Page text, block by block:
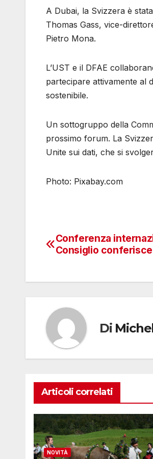
A Dubai, la Svizzera è
Thomas Gass, vice-
Pietro Mona.
L’UST e il DFAE
partecipare attivamente al
sostenibile.
Un sottogruppo della
prossimo forum. La
Unite sui dati, che si
Photo: Pixabay.com
Navigazione
Conferenza
Consiglio
Di
Articoli correlati
NOVITÀ